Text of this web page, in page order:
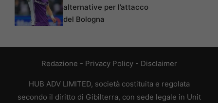
alternative per l’attacco
del Bologna
Redazione - Privacy Policy- Disclaimer
HUB ADV LIMITED, società costituita e regolata
secondo il diritto di Gibilterra, con sede legale in Unit